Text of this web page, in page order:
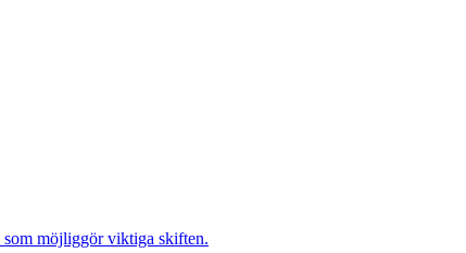
som möjliggör viktiga skiften.